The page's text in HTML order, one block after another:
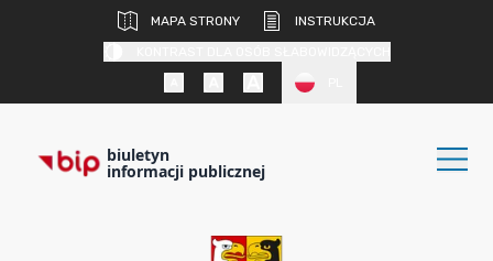
MAPA STRONY
INSTRUKCJA
biuletyn
informacji publicznej